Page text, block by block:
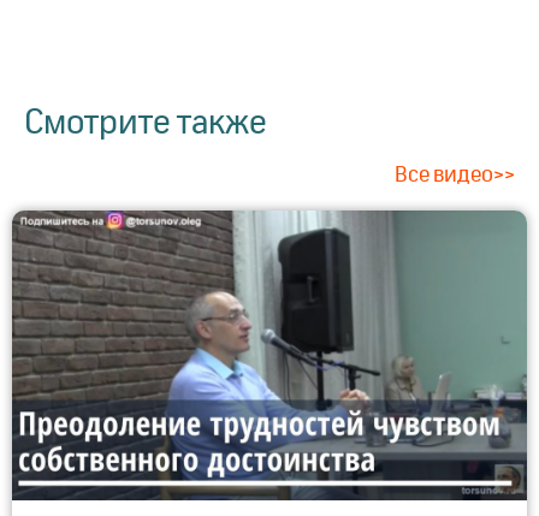
Смотрите также
Все видео>>